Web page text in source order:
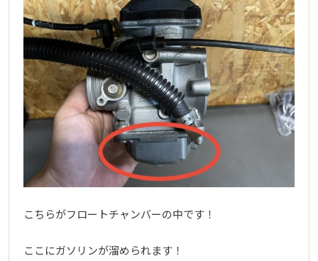
こちらがフロートチャンバーの中です！
ここにガソリンが溜められます！